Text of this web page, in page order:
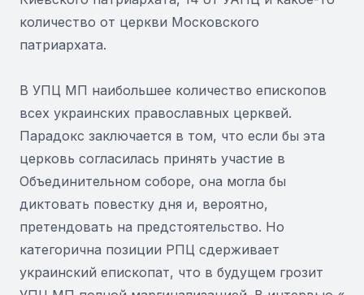
количество от церкви Московского
патриархата.
В УПЦ МП наибольшее количество епископов
всех украинских православных церквей.
Парадокс заключается в том, что если бы эта
церковь согласилась принять участие в
Объединительном соборе, она могла бы
диктовать повестку дня и, вероятно,
претендовать на предстоятельство. Но
категорична позиции РПЦ сдерживает
украинский епископат, что в будущем грозит